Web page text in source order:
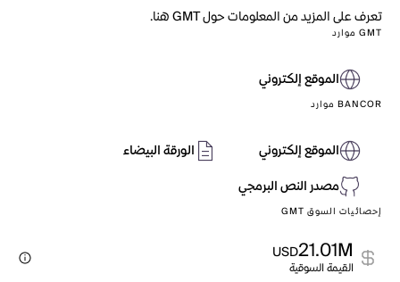
تعرف على المزيد من المعلومات حول GMT هنا.
GMT موارد
الموقع إلكتروني
BANCOR موارد
الموقع إلكتروني
الورقة البيضاء
مصدر النص البرمجي
إحصائيات السوق GMT
21.01M
USD
القيمة السوقية